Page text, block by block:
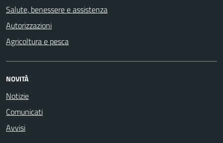
Salute, benessere e assistenza
Autorizzazioni
Agricoltura e pesca
NOVITÀ
Notizie
Comunicati
Avvisi